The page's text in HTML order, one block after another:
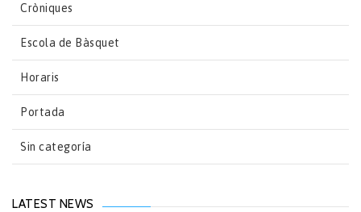
Cròniques
Escola de Bàsquet
Horaris
Portada
Sin categoría
LATEST NEWS